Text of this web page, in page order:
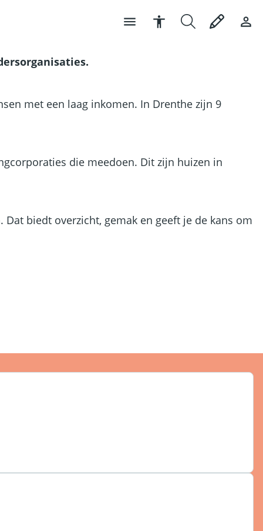
met een laag inkomen. In Drenthe zijn 9
die meedoen. Dit zijn huizen in
biedt overzicht, gemak en geeft je de kans om